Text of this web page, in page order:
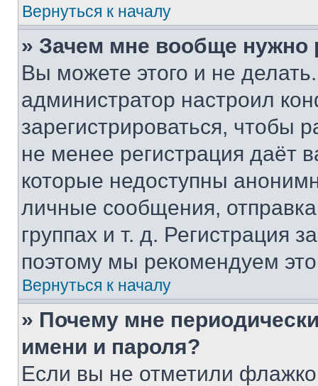
Вернуться к началу
» Зачем мне вообще нужно
Вы можете этого и не
администратор настроил
зарегистрироваться, чтобы
не менее регистрация даёт
которые недоступны
личные сообщения,
группах и т. д. Регистрация
поэтому мы рекомендуем
Вернуться к началу
» Почему мне
имени и пароля?
Если вы не отметили